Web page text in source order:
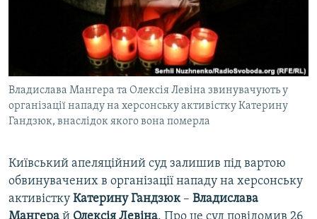
ВІДЕОУРОКИ «ELIFBE»
СВІДЧЕННЯ ОКУПАЦІЇ
УКРАЇНСЬКА ПРОБЛЕМА КРИМУ
ІНФОГРАФІКА
ЯК ОБІЙТИ БЛОКУВАННЯ
Qırımtatar
ДОЛУЧАЙСЯ!
Усі сайти RFE/RL
Владислава Мангера та Олексія Левіна звинувачують у
організації нападу на херсонську активістку Катерину
Гандзюк, внаслідок якого вона померла
Київський апеляційний суд залишив під вартою
обвинувачених в організації нападу на херсонську
активістку Катерину Гандзюк– Владислава